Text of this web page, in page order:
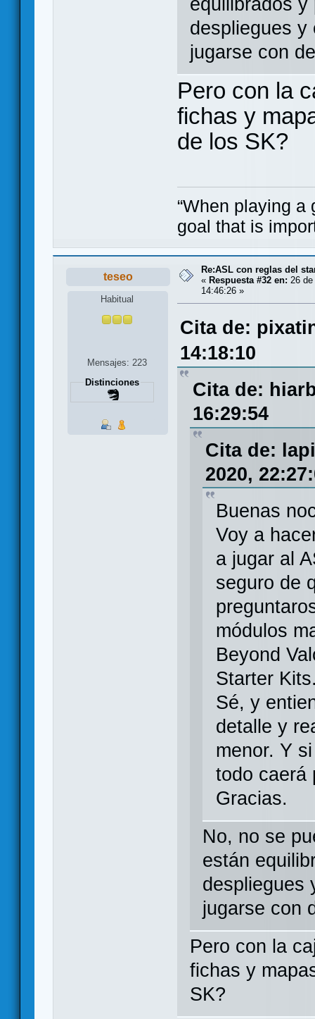
despliegues y
jugarse con
Pero con la
fichas y
de los SK?
“When playing
goal that is
teseo
Habitual
Mensajes: 223
Distinciones
Re:ASL con reglas del
« Respuesta #32 en: 26 de
14:46:26 »
Cita de:
14:18:10
Cita de:
16:29:54
Cita de:
2020,
Buenas
Voy a
a jugar al
seguro de
módulos
Beyond
Starter
Sé, y
detalle y
menor. Y
todo caerá
Gracias.
No, no se
están
despliegues
jugarse con
Pero con la
fichas y
SK?